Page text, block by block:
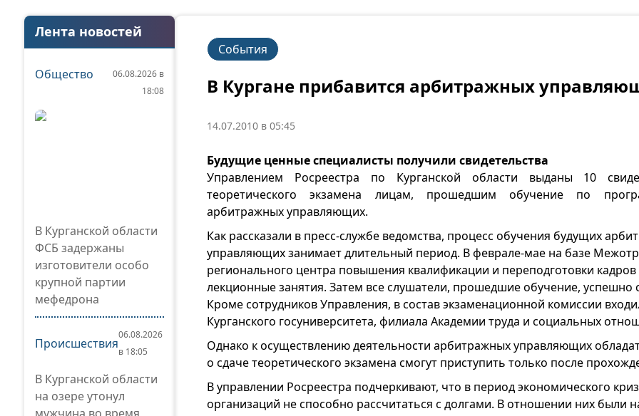
Лента новостей
Общество
06.08.2026 в
18:08
В Курганской области
ФСБ задержаны
изготовители особо
крупной партии
мефедрона
Происшествия
06.08.2026
в 18:05
В Курганской области
на озере утонул
События
В Кургане прибавится арбитражных
14.07.2010 в 05:45
Будущие ценные специалисты получили свидетельства
Управлением Росреестра по Курганской области выданы 10
теоретического экзамена лицам, прошедшим обучение по
арбитражных управляющих.
Как рассказали в пресс-службе ведомства, процесс обучения будущих
управляющих занимает длительный период. В феврале-мае на базе
регионального центра повышения квалификации и переподготовки
лекционные занятия. Затем все слушатели, прошедшие обучение, успешно
Кроме сотрудников Управления, в состав экзаменационной комиссии
Курганского госуниверситета, филиала Академии труда и социальных
Однако к осуществлению деятельности арбитражных управляющих
о сдаче теоретического экзамена смогут приступить только после
В управлении Росреестра подчеркивают, что в период экономического
организаций не способно рассчитаться с долгами. В отношении них были